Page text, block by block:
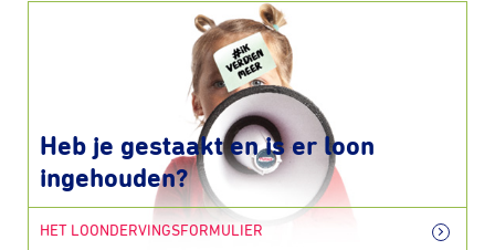
Heb je gestaakt en is er loon
ingehouden?
HET LOONDERVINGSFORMULIER